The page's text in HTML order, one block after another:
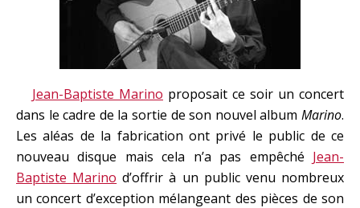
Jean-Baptiste Marino proposait ce soir un concert
dans le cadre de la sortie de son nouvel album Marino.
Les aléas de la fabrication ont privé le public de ce
nouveau disque mais cela n’a pas empêché Jean-
Baptiste Marino d’offrir à un public venu nombreux
un concert d’exception mélangeant des pièces de son